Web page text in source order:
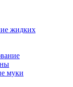
жидких
муки